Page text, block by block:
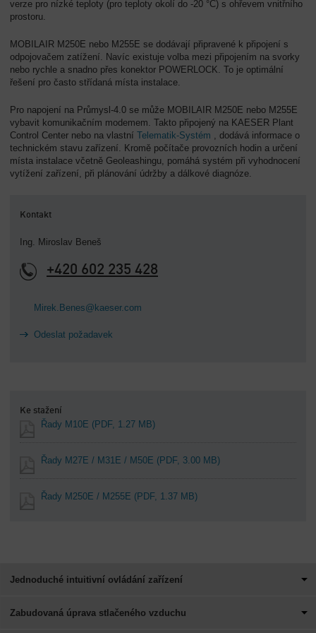
verze pro nízké teploty (pro teploty okolí do -20 °C) s ohřevem vnitřního
prostoru.
MOBILAIR M250E nebo M255E se dodávají připravené k připojení s
odpojovačem zatížení. Navíc existuje volba mezi připojením na svorky
nebo rychle a snadno přes konektor POWERLOCK. To je optimální
řešení pro často střídaná místa instalace.
Pro napojení na Průmysl-4.0 se může MOBILAIR M250E nebo M255E
vybavit komunikačním modemem. Takto připojený na KAESER Plant
Control Center nebo na vlastní Telematik-Systém , dodává informace o
technickém stavu zařízení. Kromě počítače provozních hodin a určení
místa instalace včetně Geoleashingu, pomáhá systém při vyhodnocení
vytížení zařízení, při plánování údržby a dálkové diagnóze.
Kontakt
Ing. Miroslav Beneš
+420 602 235 428
Mirek.Benes@kaeser.com
Odeslat požadavek
Ke stažení
Řady M10E (PDF, 1.27 MB)
Řady M27E / M31E / M50E (PDF, 3.00 MB)
Řady M250E / M255E (PDF, 1.37 MB)
Jednoduché intuitivní ovládání zařízení
Zabudovaná úprava stlačeného vzduchu